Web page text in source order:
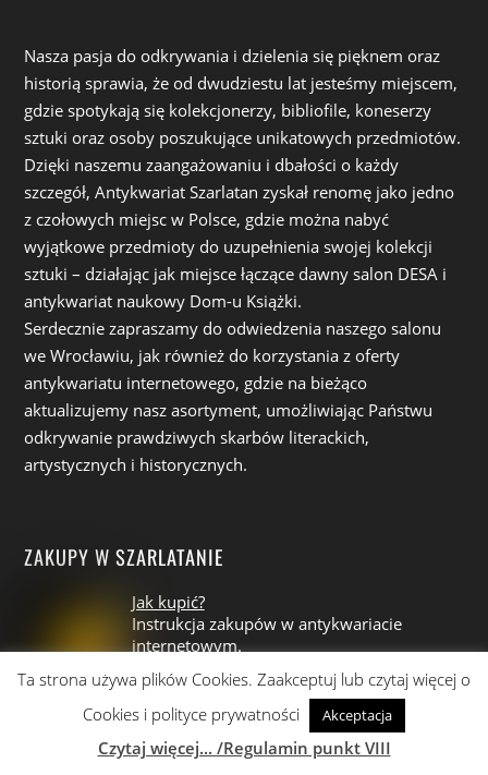
Nasza pasja do odkrywania i dzielenia się pięknem oraz
historią sprawia, że od dwudziestu lat jesteśmy miejscem,
gdzie spotykają się kolekcjonerzy, bibliofile, koneserzy
sztuki oraz osoby poszukujące unikatowych przedmiotów.
Dzięki naszemu zaangażowaniu i dbałości o każdy
szczegół, Antykwariat Szarlatan zyskał renomę jako jedno
z czołowych miejsc w Polsce, gdzie można nabyć
wyjątkowe przedmioty do uzupełnienia swojej kolekcji
sztuki – działając jak miejsce łączące dawny salon DESA i
antykwariat naukowy Dom-u Książki.
Serdecznie zapraszamy do odwiedzenia naszego salonu
we Wrocławiu, jak również do korzystania z oferty
antykwariatu internetowego, gdzie na bieżąco
aktualizujemy nasz asortyment, umożliwiając Państwu
odkrywanie prawdziwych skarbów literackich,
artystycznych i historycznych.
ZAKUPY W SZARLATANIE
Jak kupić?
Instrukcja zakupów w antykwariacie
internetowym.
Jak sprzedać? Zasady skupu książek,
starodruków, antyków i staroci, płyt
winylowych, pocztówek i dzieł sztuki.
Ta strona używa plików Cookies. Zaakceptuj lub czytaj więcej o
Cookies i polityce prywatności
Akceptacja
Czytaj więcej... /Regulamin punkt VIII